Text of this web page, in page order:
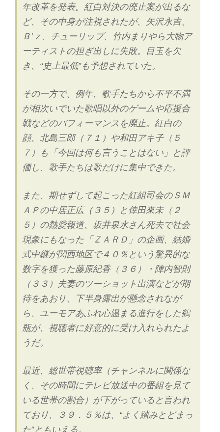
年改革を発表。紅白対決の廃止案が出るな
ど、その中身が注視されたが、矢沢永吉、
Ｂ’ｚ、チューリップ、竹内まりやら大物ア
ーティストの担ぎ出しに失敗。目玉を欠
き、“史上最低”も予想されていた。
その一方で、例年、歌手たちから不平不満
が相次いでいた歌唱以外のゲームや応援合
戦などのパフォーマンスを廃止。紅白の
顔、北島三郎（７１）や和田アキ子（５
７）も「今回は何も言うことはない」と評
価し、歌手たちは歌だけに集中できた。
また、期せずして起こった紅組司会のＳＭ
ＡＰの中居正広（３５）と倖田來未（２
５）の熱愛報道、坂井泉水さん死去で社会
現象にもなった「ＺＡＲＤ」の企画、結婚
式中継が関西地区で４０％という驚異的な
数字を獲った藤原紀香（３６）・陣内智則
（３３）夫妻のツーショット出演などが期
待をあおり、下半身露出が懸念されなが
ら、ユーモアあふれ心温まる進行をした鶴
瓶が、視聴者に好意的に受け入れられたよ
うだ。
最近、総世帯視聴率（チャンネルに関係な
く、その時間にテレビ放送中の番組を見て
いる世帯の割合）が下がっていると言われ
ており、３９．５％は、“よく踏みとどまっ
た”ともいえる。